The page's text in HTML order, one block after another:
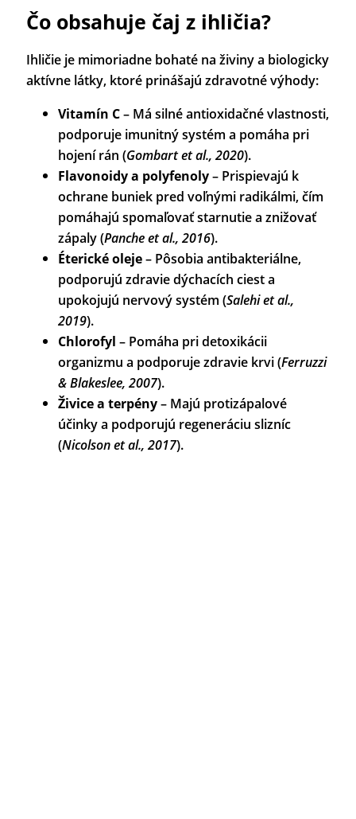
Čo obsahuje čaj z ihličia?
Ihličie je mimoriadne bohaté na živiny a biologicky
aktívne látky, ktoré prinášajú zdravotné výhody:
Vitamín C– Má silné antioxidačné vlastnosti,
podporuje imunitný systém a pomáha pri
hojení rán (Gombart et al., 2020).
Flavonoidy a polyfenoly– Prispievajú k
ochrane buniek pred voľnými radikálmi, čím
pomáhajú spomaľovať starnutie a znižovať
zápaly (Panche et al., 2016).
Éterické oleje– Pôsobia antibakteriálne,
podporujú zdravie dýchacích ciest a
upokojujú nervový systém (Salehi et al.,
2019).
Chlorofyl – Pomáha pri detoxikácii
organizmu a podporuje zdravie krvi (Ferruzzi
& Blakeslee, 2007).
Živice a terpény– Majú protizápalové
účinky a podporujú regeneráciu slizníc
(Nicolson et al., 2017).